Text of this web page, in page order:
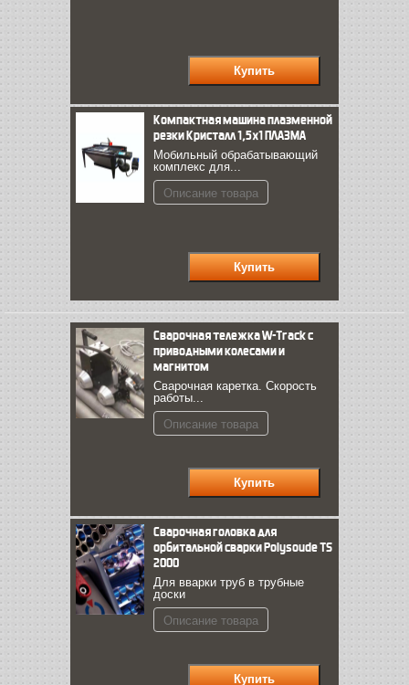
Компактная машина плазменной
резки Кристалл 1,5х1 ПЛАЗМА
Мобильный обрабатывающий
комплекс для...
Описание товара
Сварочная тележка W-Track с
приводными колесами и
магнитом
Сварочная каретка. Скорость
работы...
Описание товара
Сварочная головка для
орбитальной сварки Polysoude TS
2000
Для вварки труб в трубные
доски
Описание товара